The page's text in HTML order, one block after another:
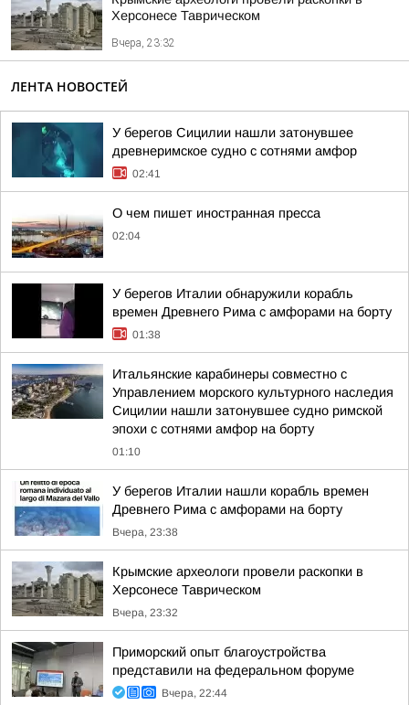
Херсонесе Таврическом
Вчера, 23:32
ЛЕНТА НОВОСТЕЙ
У берегов Сицилии нашли затонувшее
древнеримское судно с сотнями амфор
02:41
О чем пишет иностранная пресса
02:04
У берегов Италии обнаружили корабль
времен Древнего Рима с амфорами на борту
01:38
Итальянские карабинеры совместно с
Управлением морского культурного наследия
Сицилии нашли затонувшее судно римской
эпохи с сотнями амфор на борту
01:10
У берегов Италии нашли корабль времен
Древнего Рима с амфорами на борту
Вчера, 23:38
Крымские археологи провели раскопки в
Херсонесе Таврическом
Вчера, 23:32
Приморский опыт благоустройства
представили на федеральном форуме
Вчера, 22:44